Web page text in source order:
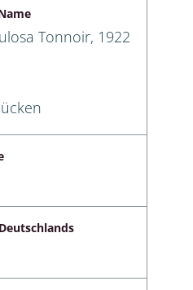
Tonnoir, 1922